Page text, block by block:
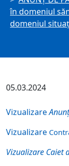
în domeniul
domeniul
05.03.2024
Vizualizare
Vizualizare
Vizualizare Caiet